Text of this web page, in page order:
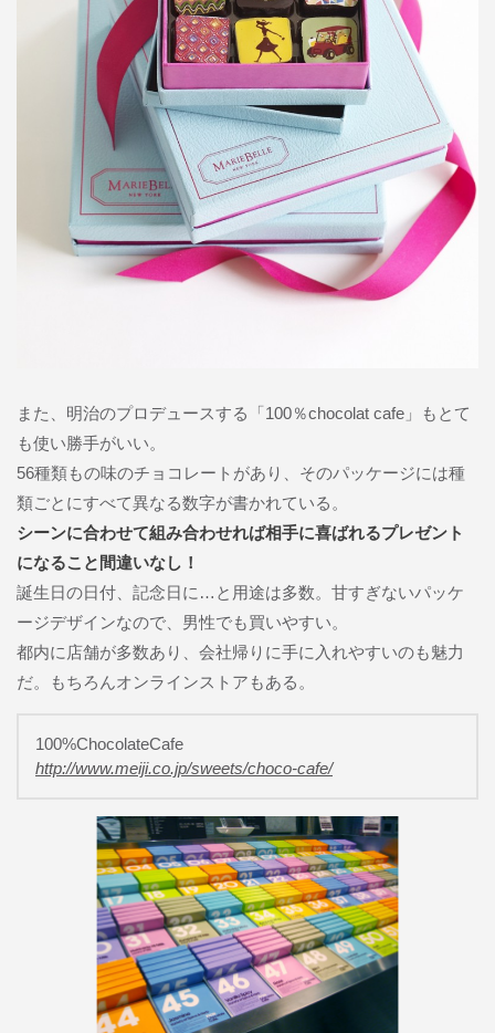
また、明治のプロデュースする「100％chocolat cafe」もとて
も使い勝手がいい。
56種類もの味のチョコレートがあり、そのパッケージには種
類ごとにすべて異なる数字が書かれている。
シーンに合わせて組み合わせれば相手に喜ばれるプレゼント
になること間違いなし！
誕生日の日付、記念日に…と用途は多数。甘すぎないパッケ
ージデザインなので、男性でも買いやすい。
都内に店舗が多数あり、会社帰りに手に入れやすいのも魅力
だ。もちろんオンラインストアもある。
100%ChocolateCafe
http://www.meiji.co.jp/sweets/choco-cafe/